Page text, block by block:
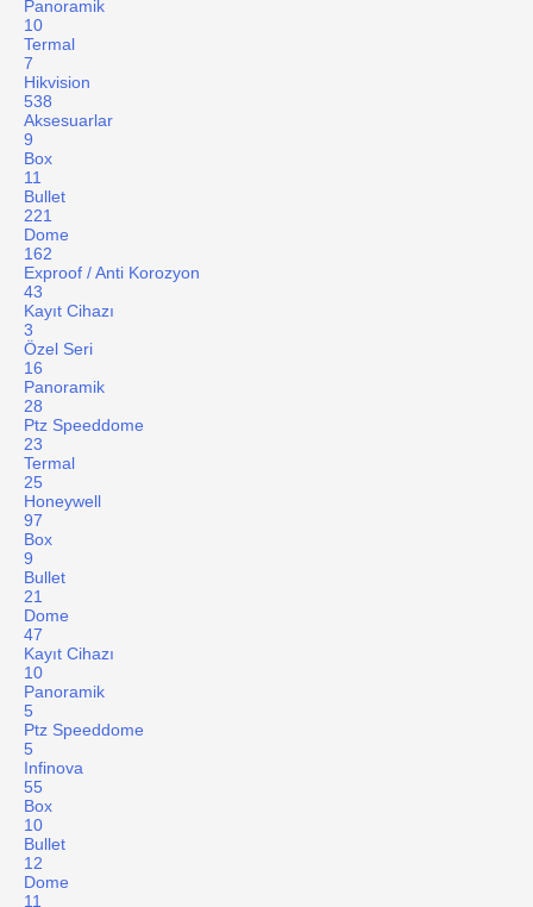
Panoramik
10
Termal
7
Hikvision
538
Aksesuarlar
9
Box
11
Bullet
221
Dome
162
Exproof / Anti Korozyon
43
Kayıt Cihazı
3
Özel Seri
16
Panoramik
28
Ptz Speeddome
23
Termal
25
Honeywell
97
Box
9
Bullet
21
Dome
47
Kayıt Cihazı
10
Panoramik
5
Ptz Speeddome
5
Infinova
55
Box
10
Bullet
12
Dome
11